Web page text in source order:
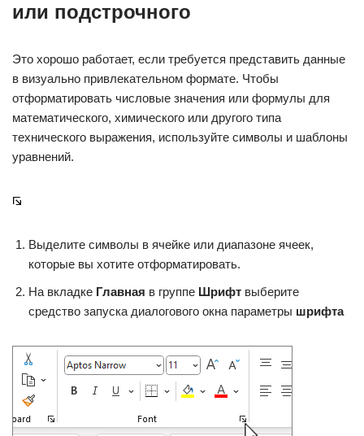
или подстрочного
Это хорошо работает, если требуется представить данные
в визуально привлекательном формате. Чтобы
отформатировать числовые значения или формулы для
математического, химического или другого типа
технического выражения, используйте символы и шаблоны
уравнений.
Выделите символы в ячейке или диапазоне ячеек,
которые вы хотите отформатировать.
На вкладке Главная в группе Шрифт выберите
средство запуска диалогового окна параметры шрифта